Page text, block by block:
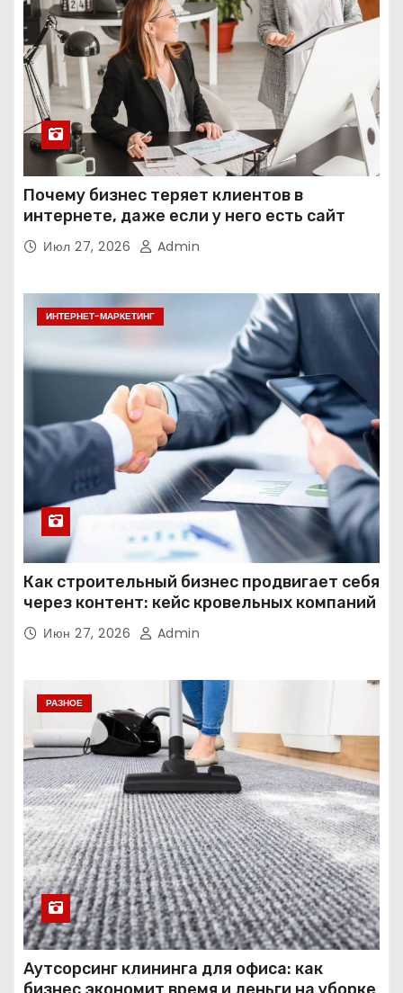
Почему бизнес теряет клиентов в
интернете, даже если у него есть сайт
Июл 27, 2026 Admin
ИНТЕРНЕТ-МАРКЕТИНГ
Как строительный бизнес продвигает себя
через контент: кейс кровельных компаний
Июн 27, 2026 Admin
РАЗНОЕ
Аутсорсинг клининга для офиса: как